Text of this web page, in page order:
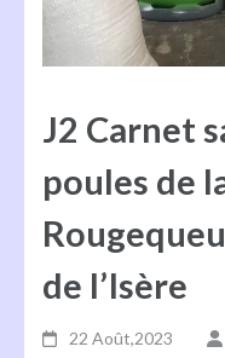
J2 Carnet
poules de
de l’Isère
22 Août,2023